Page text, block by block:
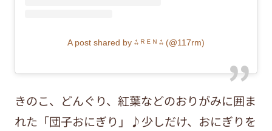
A post shared by ⁂ ᴿ ᴱ ᴺ ⁂ (@117rm)
きのこ、どんぐり、紅葉などのおりがみに囲ま
れた「団子おにぎり」♪少しだけ、おにぎりを